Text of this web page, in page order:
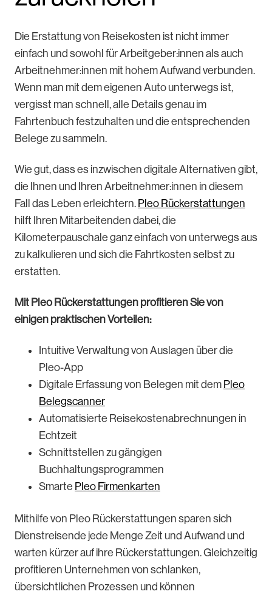
Die Erstattung von Reisekosten ist nicht immer
einfach und sowohl für Arbeitgeber:innen als auch
Arbeitnehmer:innen mit hohem Aufwand verbunden.
Wenn man mit dem eigenen Auto unterwegs ist,
vergisst man schnell, alle Details genau im
Fahrtenbuch festzuhalten und die entsprechenden
Belege zu sammeln.
Wie gut, dass es inzwischen digitale Alternativen gibt,
die Ihnen und Ihren Arbeitnehmer:innen in diesem
Fall das Leben erleichtern. Pleo Rückerstattungen
hilft Ihren Mitarbeitenden dabei, die
Kilometerpauschale ganz einfach von unterwegs aus
zu kalkulieren und sich die Fahrtkosten selbst zu
erstatten.
Mit Pleo Rückerstattungen profitieren Sie von
einigen praktischen Vorteilen:
Intuitive Verwaltung von Auslagen über die
Pleo-App
Digitale Erfassung von Belegen mit dem Pleo
Belegscanner
Automatisierte Reisekostenabrechnungen in
Echtzeit
Schnittstellen zu gängigen
Buchhaltungsprogrammen
Smarte Pleo Firmenkarten
Mithilfe von Pleo Rückerstattungen sparen sich
Dienstreisende jede Menge Zeit und Aufwand und
warten kürzer auf ihre Rückerstattungen. Gleichzeitig
profitieren Unternehmen von schlanken,
übersichtlichen Prozessen und können